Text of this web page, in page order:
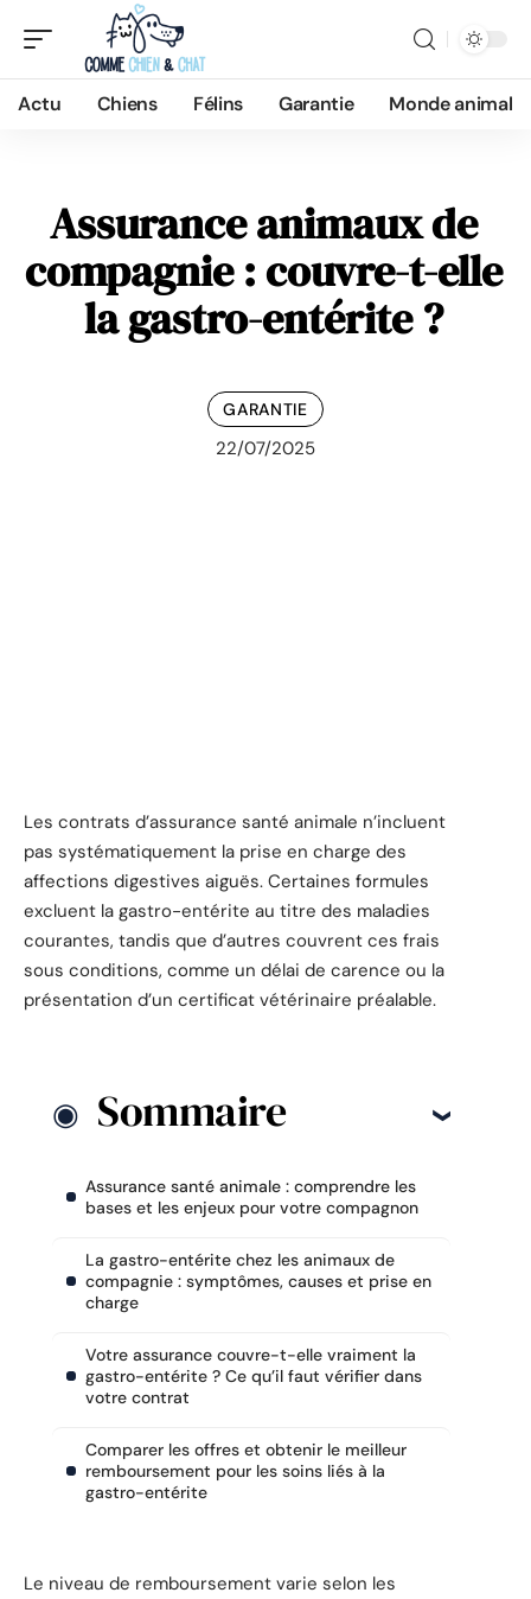
Actu Chiens Félins Garantie Monde animal
Assurance animaux de
compagnie : couvre-t-elle
la gastro-entérite ?
GARANTIE
22/07/2025
Les contrats d’assurance santé animale n’incluent
pas systématiquement la prise en charge des
affections digestives aiguës. Certaines formules
excluent la gastro-entérite au titre des maladies
courantes, tandis que d’autres couvrent ces frais
sous conditions, comme un délai de carence ou la
présentation d’un certificat vétérinaire préalable.
Sommaire
Assurance santé animale : comprendre les
bases et les enjeux pour votre compagnon
La gastro-entérite chez les animaux de
compagnie : symptômes, causes et prise en
charge
Votre assurance couvre-t-elle vraiment la
gastro-entérite ? Ce qu’il faut vérifier dans
votre contrat
Comparer les offres et obtenir le meilleur
remboursement pour les soins liés à la
gastro-entérite
Le niveau de remboursement varie selon les